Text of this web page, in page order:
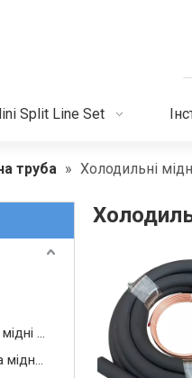
Split Line Set
труба » Холодильні
Попередньо ізольовані мідні труби
Попередньо ізольована мідна труба